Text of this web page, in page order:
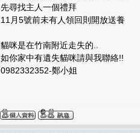
先尋找主人一個禮拜
11月5號前未有人領回則開放送養
貓咪是在竹南附近走失的..
如你家中有遺失貓咪請與我聯絡!!
0982332352-鄭小姐